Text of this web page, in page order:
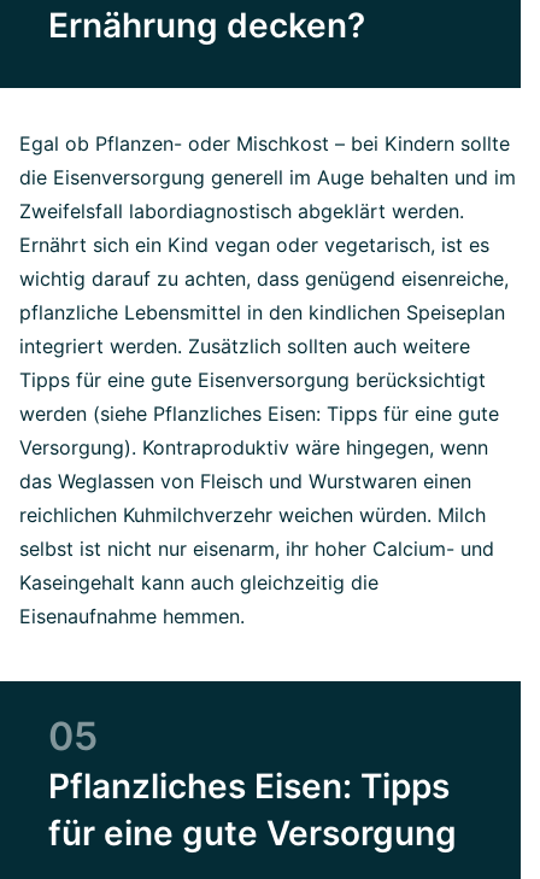
Ernährung decken?
Egal ob Pflanzen- oder Mischkost – bei Kindern sollte
die Eisenversorgung generell im Auge behalten und im
Zweifelsfall labordiagnostisch abgeklärt werden.
Ernährt sich ein Kind vegan oder vegetarisch, ist es
wichtig darauf zu achten, dass genügend eisenreiche,
pflanzliche Lebensmittel in den kindlichen Speiseplan
integriert werden. Zusätzlich sollten auch weitere
Tipps für eine gute Eisenversorgung berücksichtigt
werden (siehe Pflanzliches Eisen: Tipps für eine gute
Versorgung). Kontraproduktiv wäre hingegen, wenn
das Weglassen von Fleisch und Wurstwaren einen
reichlichen Kuhmilchverzehr weichen würden. Milch
selbst ist nicht nur eisenarm, ihr hoher Calcium- und
Kaseingehalt kann auch gleichzeitig die
Eisenaufnahme hemmen.
05
Pflanzliches Eisen: Tipps
für eine gute Versorgung